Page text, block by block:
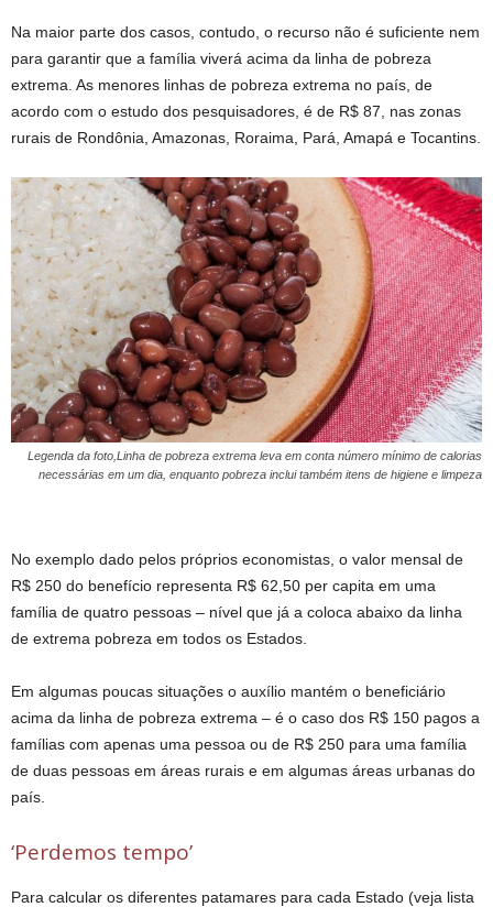
Na maior parte dos casos, contudo, o recurso não é suficiente nem
para garantir que a família viverá acima da linha de pobreza
extrema. As menores linhas de pobreza extrema no país, de
acordo com o estudo dos pesquisadores, é de R$ 87, nas zonas
rurais de Rondônia, Amazonas, Roraima, Pará, Amapá e Tocantins.
Legenda da foto,Linha de pobreza extrema leva em conta número mínimo de calorias
necessárias em um dia, enquanto pobreza inclui também itens de higiene e limpeza
No exemplo dado pelos próprios economistas, o valor mensal de
R$ 250 do benefício representa R$ 62,50 per capita em uma
família de quatro pessoas – nível que já a coloca abaixo da linha
de extrema pobreza em todos os Estados.
Em algumas poucas situações o auxílio mantém o beneficiário
acima da linha de pobreza extrema – é o caso dos R$ 150 pagos a
famílias com apenas uma pessoa ou de R$ 250 para uma família
de duas pessoas em áreas rurais e em algumas áreas urbanas do
país.
‘Perdemos tempo’
Para calcular os diferentes patamares para cada Estado (veja lista